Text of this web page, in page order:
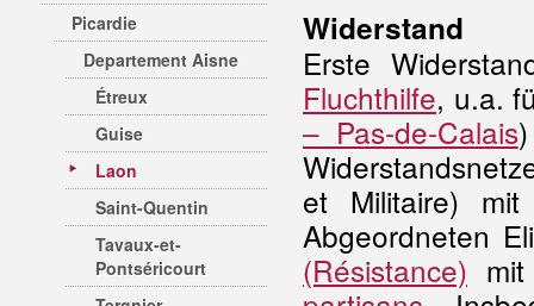
Picardie
Departement Aisne
Étreux
Guise
Laon
Saint-Quentin
Tavaux-et-
Pontséricourt
Widerstand
Erste
Fluchthilfe, u.a.
– Pas-de-Calais
et Militaire)
Abgeordneten
(Résistance)